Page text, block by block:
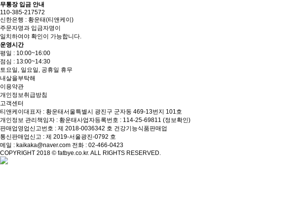
무통장 입금 안내
110-385-217572
신한은행 : 황운태(티앤케이)
주문자명과 입금자명이
일치하여야 확인이 가능합니다.
운영시간
평일 : 10:00~16:00
점심 : 13:00~14:30
토요일, 일요일, 공휴일 휴무
내살을부탁해
이용약관
개인정보취급방침
고객센터
티앤케이 대표자 : 황운태서울특별시 광진구 군자동 469-13번지 101호
개인정보 관리책임자 : 황운태사업자등록번호 : 114-25-69811 (정보확인)
판매업영업신고번호 : 제 2018-0036342 호 건강기능식품판매업
통신판매업신고 : 제 2019-서울광진-0792 호
메일 : kaikaka@naver.com 전화 : 02-466-0423
COPYRIGHT 2018 © fatbye.co.kr. ALL RIGHTS RESERVED.